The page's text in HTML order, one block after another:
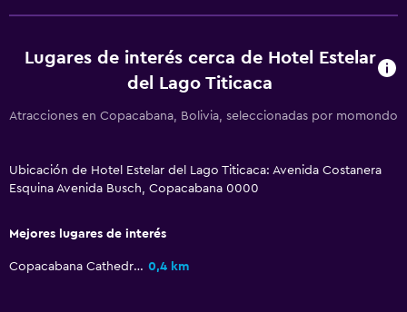
Lugares de interés cerca de Hotel Estelar
del Lago Titicaca
Atracciones en Copacabana, Bolivia, seleccionadas por momondo
Ubicación de Hotel Estelar del Lago Titicaca: Avenida Costanera
Esquina Avenida Busch, Copacabana 0000
Mejores lugares de interés
Copacabana Cathedral 0,4 km